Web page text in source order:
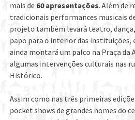
mais de 60 apresentações. Além de
tradicionais performances musicais
projeto também levará teatro,
papo para o interior das instituições,
ainda montará um palco na Praça da
algumas intervenções culturais nas
Histórico.
Assim como nas três primeiras
pocket shows de grandes nomes do